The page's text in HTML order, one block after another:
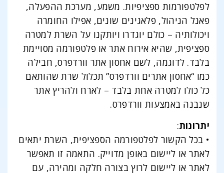
לפלטפורמות ספציפיות. משמע, מערכת ההפעלה,
פאנל הניהול, פלאגינים שונים, אפילו החומרה
ויכולותיה – כולם יוגדרו ויותקנו על השרת למטרה
ספציפית, שהיא אירוח אתר או פלטפורמה מסויימת
בלבד. לדוגמה, לשם אחסון אתר וורדפרס, חבילה
כמו “אחסון אתרים וורדפרס” תכלול שרת שהותאם
כל כולו למטרה אחת בלבד – לארח ולהריץ אתר
שנבנה באמצעות וורדפרס.
יתרונות:
• בכל הקשור לפלטפורמה הספציפית, השרת יתאים
לאתר או ליישום באופן מדוייק. התאמה זו תאפשר
לאתר או ליישום לרוץ בצורה חלקה ומהירה, עם